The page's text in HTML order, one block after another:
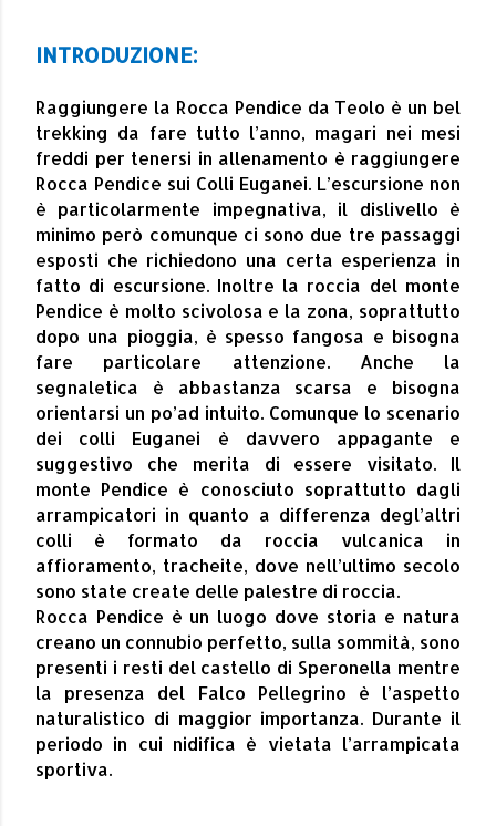
INTRODUZIONE:
Raggiungere la Rocca Pendice da Teolo è un bel
trekking da fare tutto l’anno, magari nei mesi
freddi per tenersi in allenamento è raggiungere
Rocca Pendice sui Colli Euganei. L’escursione non
è particolarmente impegnativa, il dislivello è
minimo però comunque ci sono due tre passaggi
esposti che richiedono una certa esperienza in
fatto di escursione. Inoltre la roccia del monte
Pendice è molto scivolosa e la zona, soprattutto
dopo una pioggia, è spesso fangosa e bisogna
fare particolare attenzione. Anche la
segnaletica è abbastanza scarsa e bisogna
orientarsi un po’ad intuito. Comunque lo scenario
dei colli Euganei è davvero appagante e
suggestivo che merita di essere visitato. Il
monte Pendice è conosciuto soprattutto dagli
arrampicatori in quanto a differenza degl’altri
colli è formato da roccia vulcanica in
affioramento, tracheite, dove nell’ultimo secolo
sono state create delle palestre di roccia.
Rocca Pendice è un luogo dove storia e natura
creano un connubio perfetto, sulla sommità, sono
presenti i resti del castello di Speronella mentre
la presenza del Falco Pellegrino è l’aspetto
naturalistico di maggior importanza. Durante il
periodo in cui nidifica è vietata l’arrampicata
sportiva.